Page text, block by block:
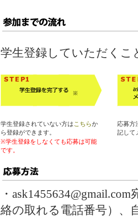
学生登録していただく
学生登録されていない方はこちらか
ら登録ができます。
※学生登録をしなくても応募は可能
です。
応募方
記して
・
絡の取れる電話番号）、